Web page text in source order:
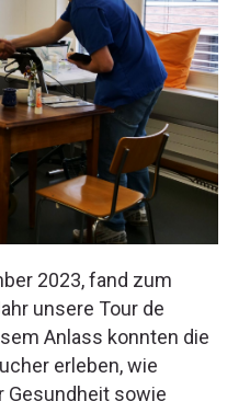
2023, fand zum
unsere Tour de
Anlass konnten die
erleben, wie
Gesundheit sowie